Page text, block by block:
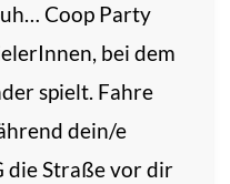
Coop Party
bei dem
spielt. Fahre
dein/e
die Straße vor dir